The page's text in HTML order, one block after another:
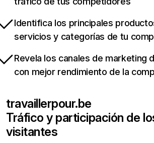
Identifica los principales
servicios y categorías de tu
Revela los canales de marketing
con mejor rendimiento de la
travaillerpour.be
Tráfico y participación de
visitantes